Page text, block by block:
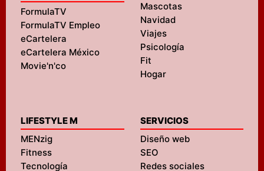
FormulaTV
FormulaTV Empleo
eCartelera
eCartelera México
Movie'n'co
Mascotas
Navidad
Viajes
Psicología
Fit
Hogar
LIFESTYLE M
MENzig
Fitness
Tecnología
SERVICIOS
Diseño web
SEO
Redes sociales